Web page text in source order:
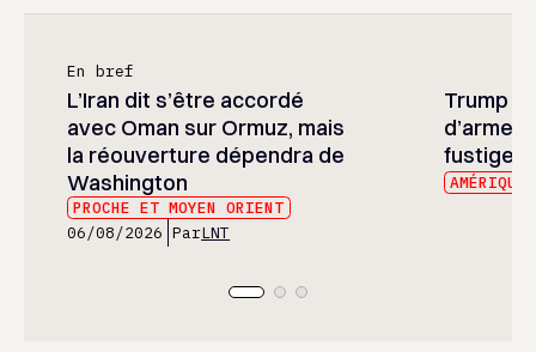
En bref
L’Iran dit s’être accordé
avec Oman sur Ormuz, mais
la réouverture dépendra de
Washington
PROCHE ET MOYEN ORIENT
06/08/2026 ParLNT
Trump
fustige
AMÉRIQUES